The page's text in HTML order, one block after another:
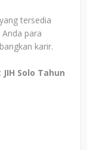
tersedia
para
karir.
Solo Tahun